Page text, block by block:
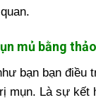
mủ bằng
bạn bạn điều
mụn. Là sự kết